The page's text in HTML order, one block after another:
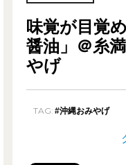
味覚が目覚
醤油」＠糸
やげ
TAG: #沖縄おみやげ